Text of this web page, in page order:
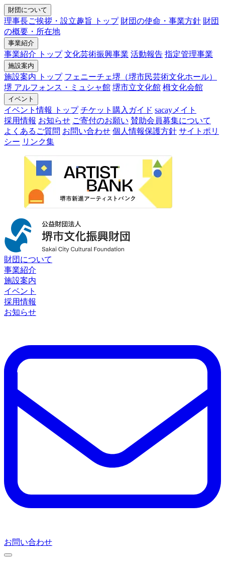
財団について
理事長ご挨拶・設立趣旨 トップ 財団の使命・事業方針 財団
の概要・所在地
事業紹介
事業紹介 トップ 文化芸術振興事業 活動報告 指定管理事業
施設案内
施設案内 トップ フェニーチェ堺（堺市民芸術文化ホール）
堺 アルフォンス・ミュシャ館 堺市立文化館 栂文化会館
イベント
イベント情報 トップ チケット購入ガイド sacayメイト
採用情報 お知らせ ご寄付のお願い 賛助会員募集について
よくあるご質問 お問い合わせ 個人情報保護方針 サイトポリ
シー リンク集
財団について
事業紹介
施設案内
イベント
採用情報
お知らせ
お問い合わせ